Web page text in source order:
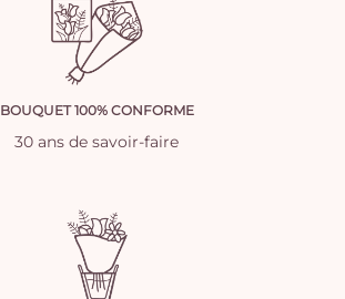
BOUQUET 100% CONFORME
30 ans de savoir-faire